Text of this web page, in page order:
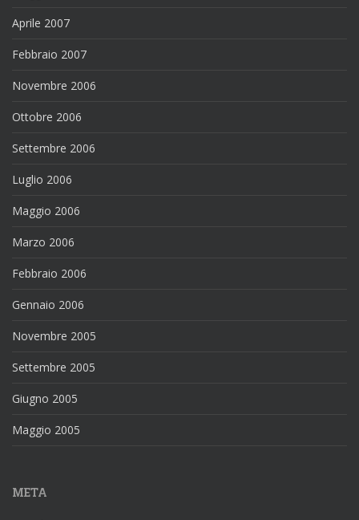
Aprile 2007
Febbraio 2007
Novembre 2006
Ottobre 2006
Settembre 2006
Luglio 2006
Maggio 2006
Marzo 2006
Febbraio 2006
Gennaio 2006
Novembre 2005
Settembre 2005
Giugno 2005
Maggio 2005
META